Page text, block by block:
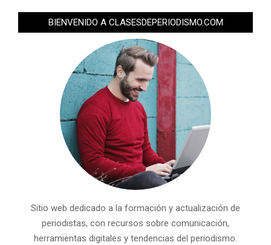
BIENVENIDO A CLASESDEPERIODISMO.COM
Sitio web dedicado a la formación y actualización de
periodistas, con recursos sobre comunicación,
herramientas digitales y tendencias del periodismo.